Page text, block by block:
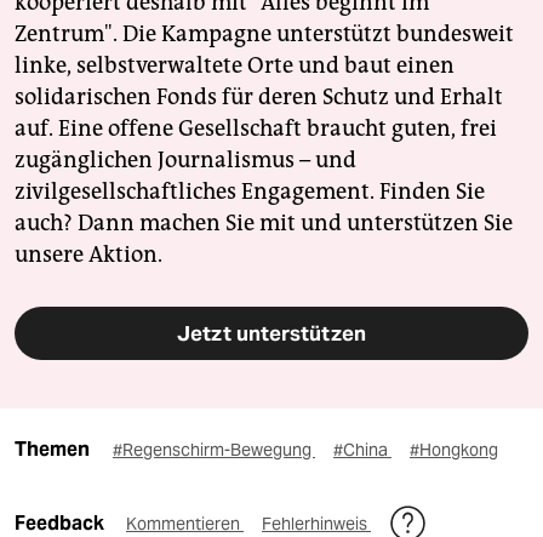
Zentrum". Die Kampagne unterstützt bundesweit
linke, selbstverwaltete Orte und baut einen
solidarischen Fonds für deren Schutz und Erhalt
auf. Eine offene Gesellschaft braucht guten, frei
zugänglichen Journalismus – und
zivilgesellschaftliches Engagement. Finden Sie
auch? Dann machen Sie mit und unterstützen Sie
unsere Aktion.
Jetzt unterstützen
Themen #Regenschirm-Bewegung #China #Hongkong
Feedback Kommentieren Fehlerhinweis